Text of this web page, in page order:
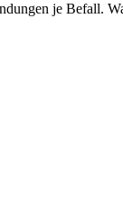
je Befall.